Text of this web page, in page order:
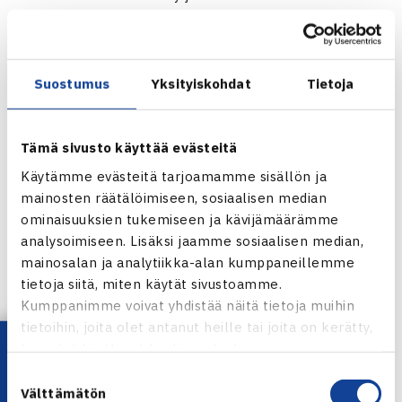
Suostumus Yksityiskohdat Tietoja
Tämä sivusto käyttää evästeitä
Käytämme evästeitä tarjoamamme sisällön ja
mainosten räätälöimiseen, sosiaalisen median
ominaisuuksien tukemiseen ja kävijämäärämme
analysoimiseen. Lisäksi jaamme sosiaalisen median,
mainosalan ja analytiikka-alan kumppaneillemme
tietoja siitä, miten käytät sivustoamme.
Kumppanimme voivat yhdistää näitä tietoja muihin
tietoihin, joita olet antanut heille tai joita on kerätty,
kun olet käyttänyt heidän palvelujaan.
valinta
Välttämätön
Vastuullisuusmerkin symbolissa yhdistyy